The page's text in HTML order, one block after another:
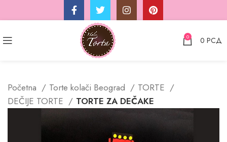
0 0 РСД
Početna Torte kolači Beograd
TORTE
DEČIJE TORTE
TORTE ZA DEČAKE